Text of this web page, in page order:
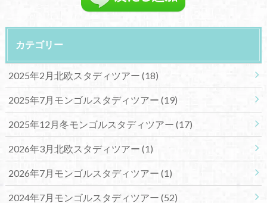
カテゴリー
2025年2月北欧スタディツアー (18)
2025年7月モンゴルスタディツアー (19)
2025年12月冬モンゴルスタディツアー (17)
2026年3月北欧スタディツアー (1)
2026年7月モンゴルスタディツアー (1)
2024年7月モンゴルスタディツアー (52)